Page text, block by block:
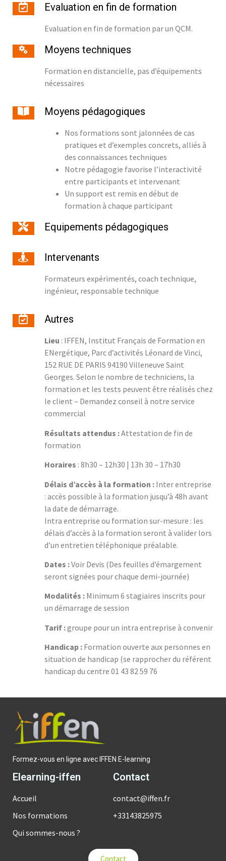
Evaluation en fin de formation
Evaluation en fin de formation par un QCM.
Moyens techniques
Formation en distancielle, pas d’équipements
nécessaires
Moyens pédagogiques
Nos formations sont jalonnées de cas
pratiques et d’exemples concrets, alliés à
des connaissances techniques
Notre pédagogie favorise l’interactivité
entre participants et intervenant
Un support est remis en début de
formation à chaque participant
Equipements pédagogiques
Intervenants
Formateurs expérimentés, coach technique,
ingénieur, responsable technique
Autres
Lieu : IFFEN, Institut Français de Formation en
ENergétique, Parc d’activités Léonard de Vinci,
152 RUE DE PARIS 94190 Villeneuve Saint
Georges. Selon le nombre de techniciens, la
formation et les tests peuvent être réalisés chez
le client – Demandez conseil à notre service
commercial
Résultats attendus :Attestation de fin de
formation
Horaires : 8h30 – 12h30 | 13h 30 – 17h30
Délais d’accès à la formation :Inter entreprise
: accès possible à la formation jusqu’à 48h avant
la date de démarrage.
Intra entreprise ou formation sur-mesure : les
délais d’accès à la formation seront à valider lors
d’un entretien téléphonique préalable.
Dates :Voir Devis (Des feuilles d’émargement
seront signées pour chaque demi-journée)
Modalités :Minimum 6 stagiaires inscrits pour
un démarrage de session
Tarif :groupe pour un intra entreprise à convenir
Handicap :Formation ouverte aux personnes en
situation de handicap (se rapprocher du référent
handicap du centre 01 43 82 59 76
Formez-vous en ligne avec IFFEN E-learning
Elearning-iffen
Accueil
Nos formations
Qui sommes-nous ?
Contact
contact@iffen.fr
+33143825975
Contact